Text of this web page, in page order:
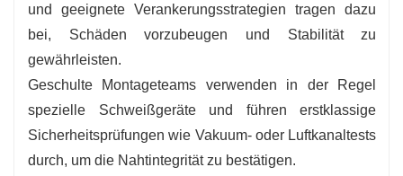
und geeignete Verankerungsstrategien tragen dazu
bei, Schäden vorzubeugen und Stabilität zu
gewährleisten.
Geschulte Montageteams verwenden in der Regel
spezielle Schweißgeräte und führen erstklassige
Sicherheitsprüfungen wie Vakuum- oder Luftkanaltests
durch, um die Nahtintegrität zu bestätigen.